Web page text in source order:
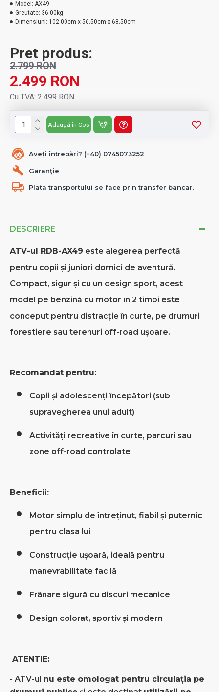
DESCRIERE
ATV-ul RDB-AX49 este alegerea perfectă
pentru copii și juniori dornici de aventură.
Compact, sigur și cu un design sport, acest
model pe benzină cu motor în 2 timpi este
conceput pentru distracție în curte, pe drumuri
forestiere sau terenuri off-road ușoare.
Recomandat pentru:
Copii și adolescenți începători (sub
supravegherea unui adult)
Activități recreative în curte, parcuri sau
zone off-road controlate
Beneficii:
Motor simplu de întreținut, fiabil și puternic
pentru clasa lui
Construcție ușoară, ideală pentru
manevrabilitate facilă
Frânare sigură cu discuri mecanice
Design colorat, sportiv și modern
ATENTIE:
- ATV-ul nu este omologat pentru circulația pe
Aveți întrebări? (+40) 0745073252
Garanție
Plata transportului se face prin transfer bancar.
Pret produs:
2.499 RON
2.799 RON
Cu TVA: 2.499 RON
Model: AX49
Greutate: 36.00kg
Dimensiuni: 102.00cm x 56.50cm x 68.50cm
Adaugă în Coș